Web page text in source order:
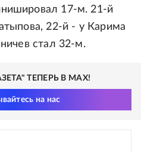
17-м. 21-й
22-й - у Карима
стал 32-м.
ТЕПЕРЬ В MAX!
на нас